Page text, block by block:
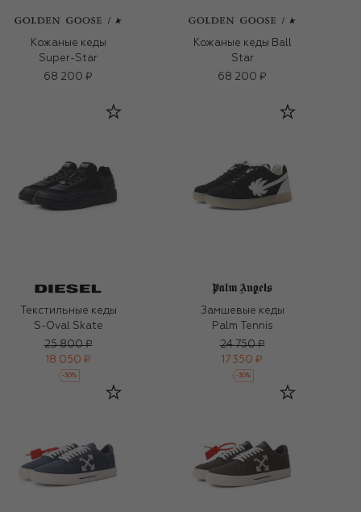
Кожаные кеды
Super-Star
68 200 ₽
Кожаные кеды Ball
Star
68 200 ₽
Текстильные кеды
S-Oval Skate
25 800 ₽
18 050 ₽
-30%
Замшевые кеды
Palm Tennis
24 750 ₽
17 350 ₽
-30%